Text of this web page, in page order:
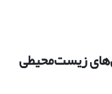
زیست‌محیطی